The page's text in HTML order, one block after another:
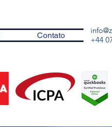
Contato
+44